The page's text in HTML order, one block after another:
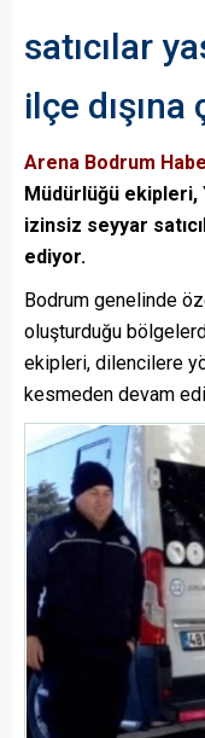
satıcılar
ilçe dışına
Arena Bodrum
Müdürlüğü ekipleri,
izinsiz seyyar
ediyor.
Bodrum genelinde
oluşturduğu
ekipleri, dilencilere
kesmeden devam